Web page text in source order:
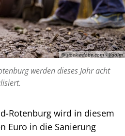
© stock.adobe.com - Vadim
werden dieses Jahr acht
Rotenburg wird in diesem
Euro in die Sanierung